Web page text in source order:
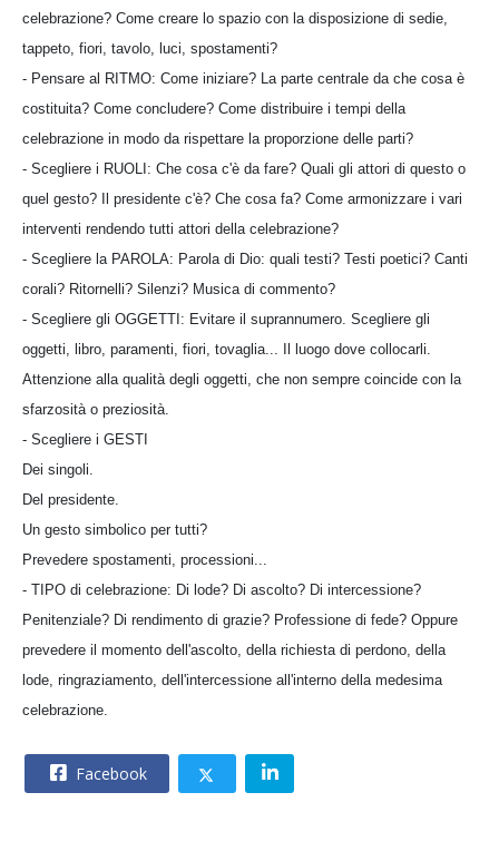
celebrazione? Come creare lo spazio con la disposizione di sedie,
tappeto, fiori, tavolo, luci, spostamenti?
- Pensare al RITMO: Come iniziare? La parte centrale da che cosa è
costituita? Come concludere? Come distribuire i tempi della
celebrazione in modo da rispettare la proporzione delle parti?
- Scegliere i RUOLI: Che cosa c'è da fare? Quali gli attori di questo o
quel gesto? Il presidente c'è? Che cosa fa? Come armonizzare i vari
interventi rendendo tutti attori della celebrazione?
- Scegliere la PAROLA: Parola di Dio: quali testi? Testi poetici? Canti
corali? Ritornelli? Silenzi? Musica di commento?
- Scegliere gli OGGETTI: Evitare il suprannumero. Scegliere gli
oggetti, libro, paramenti, fiori, tovaglia... Il luogo dove collocarli.
Attenzione alla qualità degli oggetti, che non sempre coincide con la
sfarzosità o preziosità.
- Scegliere i GESTI
Dei singoli.
Del presidente.
Un gesto simbolico per tutti?
Prevedere spostamenti, processioni...
- TIPO di celebrazione: Di lode? Di ascolto? Di intercessione?
Penitenziale? Di rendimento di grazie? Professione di fede? Oppure
prevedere il momento dell'ascolto, della richiesta di perdono, della
lode, ringraziamento, dell'intercessione all'interno della medesima
celebrazione.
Facebook